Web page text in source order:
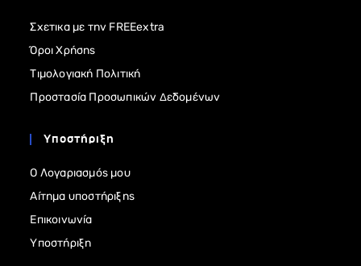
Σχετικα με την FREEextra
Όροι Χρήσης
Τιμολογιακή Πολιτική
Προστασία Προσωπικών Δεδομένων
Υποστήριξη
Ο Λογαριασμός μου
Αίτημα υποστήριξης
Επικοινωνία
Υποστήριξη